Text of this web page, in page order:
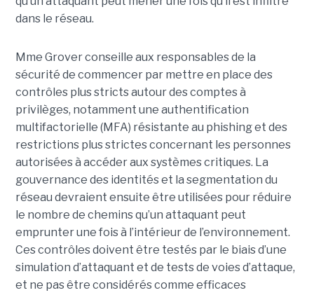
dans le réseau.
Mme Grover conseille aux responsables de la
sécurité de commencer par mettre en place des
contrôles plus stricts autour des comptes à
privilèges, notamment une authentification
multifactorielle (MFA) résistante au phishing et des
restrictions plus strictes concernant les personnes
autorisées à accéder aux systèmes critiques. La
gouvernance des identités et la segmentation du
réseau devraient ensuite être utilisées pour réduire
le nombre de chemins qu’un attaquant peut
emprunter une fois à l’intérieur de l’environnement.
Ces contrôles doivent être testés par le biais d’une
simulation d’attaquant et de tests de voies d’attaque,
et ne pas être considérés comme efficaces